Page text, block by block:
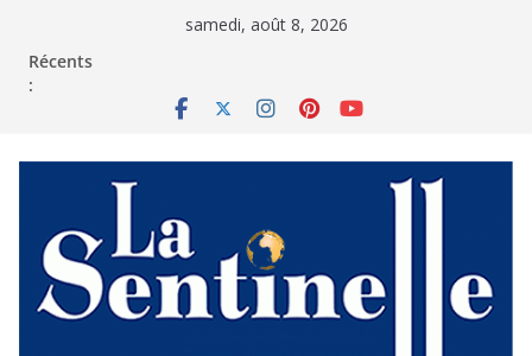
samedi, août 8, 2026
Récents
: